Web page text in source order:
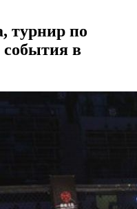
турнир по
события в